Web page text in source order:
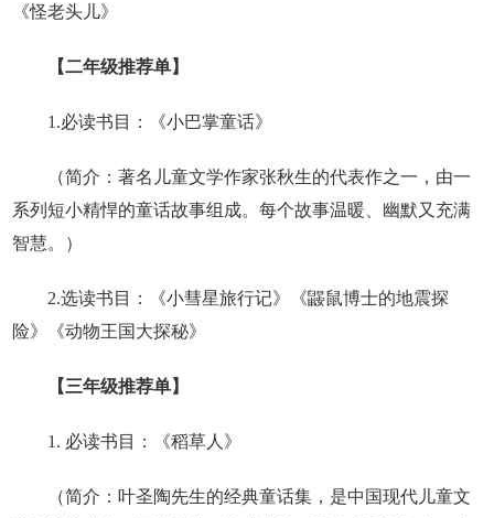
《怪老头儿》
【二年级推荐单】
1.必读书目：《小巴掌童话》
（简介：著名儿童文学作家张秋生的代表作之一，由一
系列短小精悍的童话故事组成。每个故事温暖、幽默又充满
智慧。）
2.选读书目：《小彗星旅行记》《鼹鼠博士的地震探
险》《动物王国大探秘》
【三年级推荐单】
1. 必读书目：《稻草人》
（简介：叶圣陶先生的经典童话集，是中国现代儿童文